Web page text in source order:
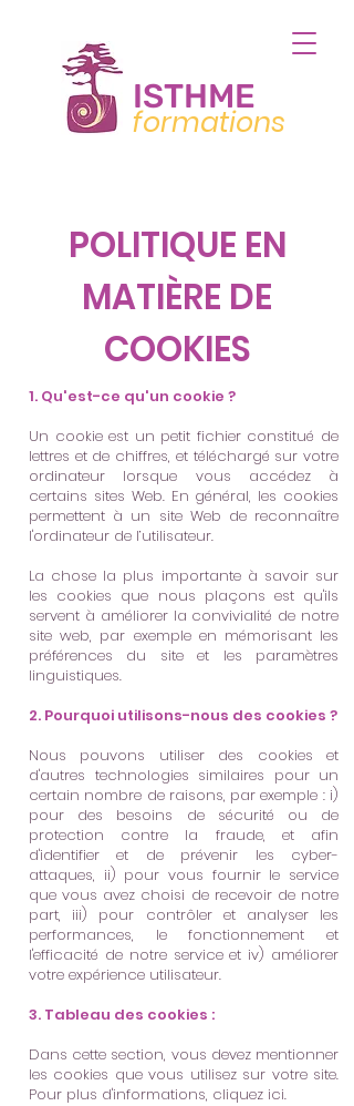
ISTHME
formations
POLITIQUE EN
MATIÈRE DE
COOKIES
1. Qu'est-ce qu'un cookie ?
Un cookie est un petit fichier constitué de
lettres et de chiffres, et téléchargé sur votre
ordinateur lorsque vous accédez à
certains sites Web. En général, les cookies
permettent à un site Web de reconnaître
l'ordinateur de l’utilisateur.
La chose la plus importante à savoir sur
les cookies que nous plaçons est qu'ils
servent à améliorer la convivialité de notre
site web, par exemple en mémorisant les
préférences du site et les paramètres
linguistiques.
2. Pourquoi utilisons-nous des cookies ?
Nous pouvons utiliser des cookies et
d'autres technologies similaires pour un
certain nombre de raisons, par exemple : i)
pour des besoins de sécurité ou de
protection contre la fraude, et afin
d'identifier et de prévenir les cyber-
attaques, ii) pour vous fournir le service
que vous avez choisi de recevoir de notre
part, iii) pour contrôler et analyser les
performances, le fonctionnement et
l'efficacité de notre service et iv) améliorer
votre expérience utilisateur.
3. Tableau des cookies :
Dans cette section, vous devez mentionner
les cookies que vous utilisez sur votre site.
Pour plus d'informations, cliquez ici.